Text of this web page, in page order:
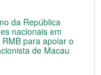
da República
nacionais em
para apoiar o
de Macau